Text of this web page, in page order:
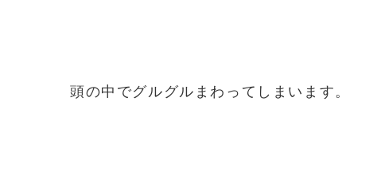
頭の中でグルグルまわってしまいます。